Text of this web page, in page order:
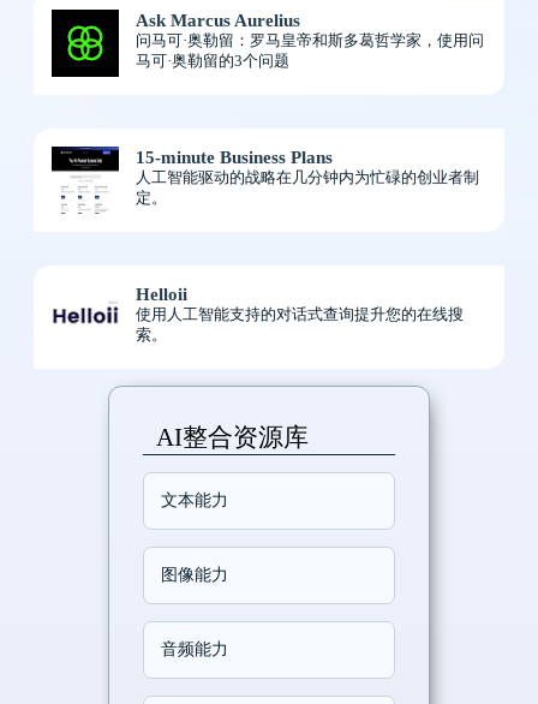
Ask Marcus Aurelius
问马可·奥勒留：罗马皇帝和斯多葛哲学家，使用问
马可·奥勒留的3个问题
15-minute Business Plans
人工智能驱动的战略在几分钟内为忙碌的创业者制
定。
Helloii
使用人工智能支持的对话式查询提升您的在线搜
索。
AI整合资源库
文本能力
图像能力
音频能力